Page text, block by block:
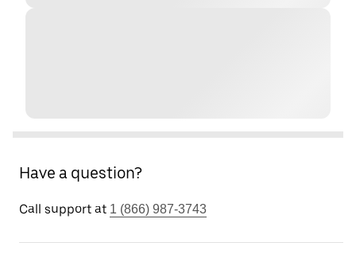
Have a question?
Call support at 1 (866) 987-3743